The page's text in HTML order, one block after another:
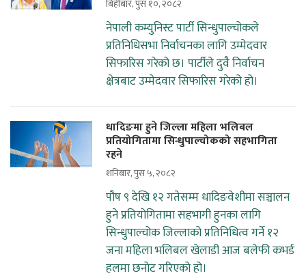
बिहीबार, पुस १०, २०८२
नेपाली कम्युनिस्ट पार्टी सिन्धुपाल्चोकले
प्रतिनिधिसभा निर्वाचनका लागि उम्मेदवार
सिफारिस गरेको छ। पार्टीले दुवै निर्वाचन
क्षेत्रबाट उम्मेदवार सिफारिस गरेको हो।
धादिङमा हुने जिल्ला महिला भलिबल
प्रतियोगितामा सिन्धुपाल्चोकको सहभागिता
रहने
शनिबार, पुस ५, २०८२
पौष ९ देखि १२ गतेसम्म धादिङवेशीमा सञ्चालन
हुने प्रतियोगितामा सहभागी हुनका लागि
सिन्धुपाल्चोक जिल्लाको प्रतिनिधित्व गर्ने १२
जना महिला भलिबल खेलाडी आज बलेफी कभर्ड
हलमा छनोट गरिएको हो।